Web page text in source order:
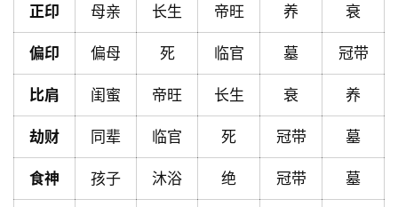
页
黄
历
占
卜
正印 母亲 长生 帝旺 养 衰
偏印 偏母 死 临官 墓 冠带
比肩 闺蜜 帝旺 长生 衰 养
劫财 同辈 临官 死 冠带 墓
食神 孩子 沐浴 绝 冠带 墓